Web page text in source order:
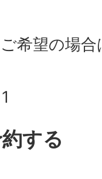
希望の場
する